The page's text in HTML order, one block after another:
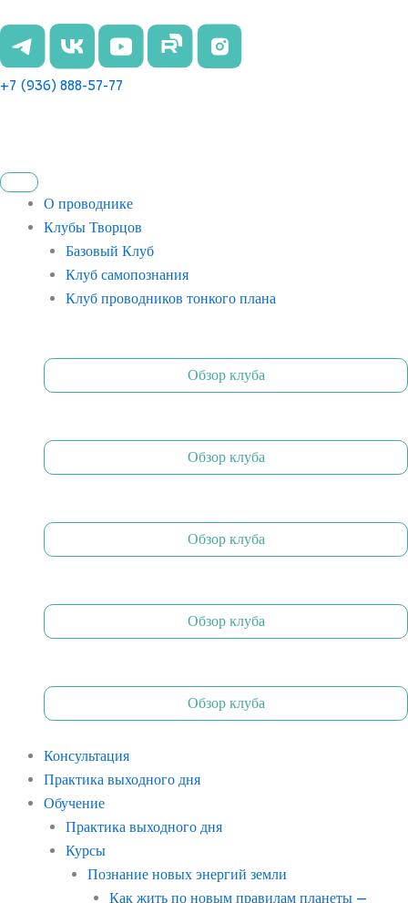
к
содержимому
+7 (936) 888-57-77
О проводнике
Клубы Творцов
Базовый Клуб
Клуб самопознания
Клуб проводников тонкого плана
Обзор клуба
Обзор клуба
Обзор клуба
Обзор клуба
Обзор клуба
Консультация
Практика выходного дня
Обучение
Практика выходного дня
Курсы
Познание новых энергий земли
Как жить по новым правилам планеты —